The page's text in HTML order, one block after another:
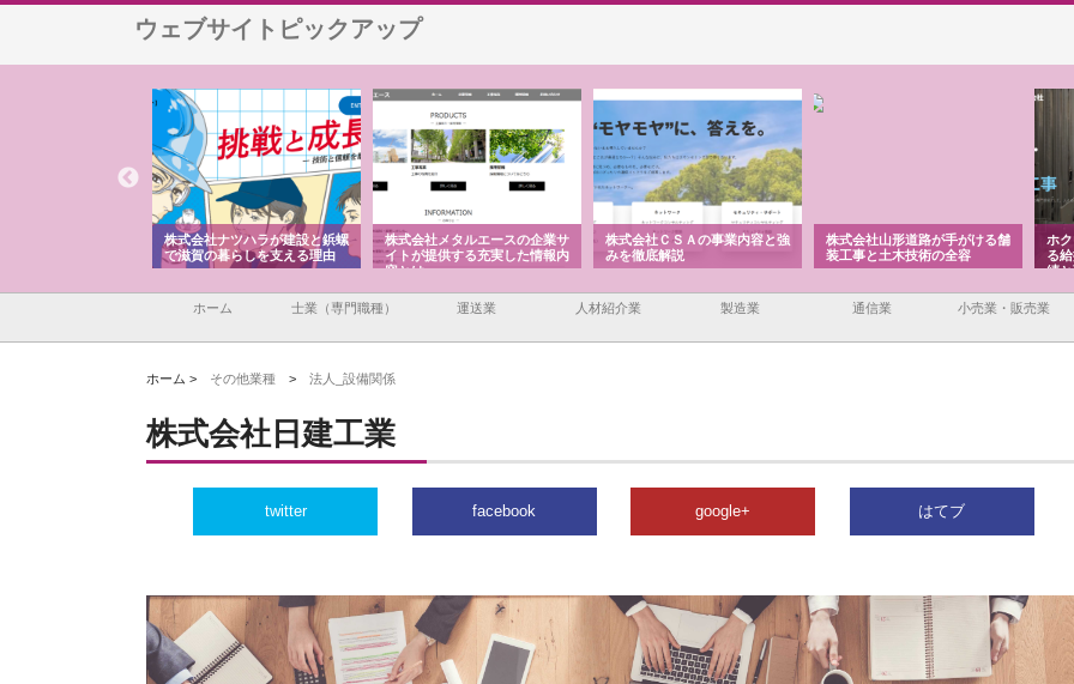
ウェブサイトピックアップ
株式会社ナツハラが建設と鋲螺
で滋賀の暮らしを支える理由
株式会社メタルエースの企業サ
イトが提供する充実した情報内
容とは
株式会社ＣＳＡの事業内容と強
みを徹底解説
株式会社山形道路が手がける舗
装工事と土木技術の全容
ホ
る
績
ホーム 士業（専門職種） 運送業 人材紹介業 製造業 通信業 小売業・販売業
ホーム > その他業種 > 法人_設備関係
株式会社日建工業
twitter facebook google+ はてブ